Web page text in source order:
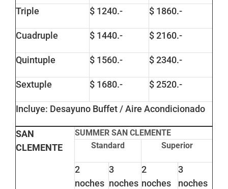
Triple $ 1240.- $ 1860.-
Cuadruple $ 1440.- $ 2160.-
Quintuple $ 1560.- $ 2340.-
Sextuple $ 1680.- $ 2520.-
Incluye: Desayuno Buffet / Aire Acondicionado
SAN
CLEMENTE
SUMMER SAN CLEMENTE
Standard
Superior
2
noches
3
noches
2
noches
3
noches